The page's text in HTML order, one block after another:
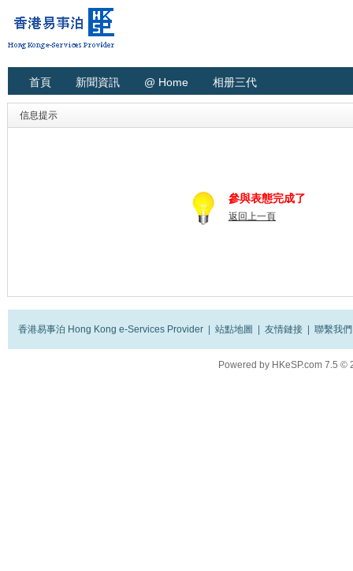
首頁 新聞資訊 @ Home 相册三代
信息提示
參與表態完成了
返回上一頁
香港易事泊 Hong Kong e-Services Provider 站點地圖 友情鏈接 聯繫我們
Powered by HKeSP.com 7.5 ©